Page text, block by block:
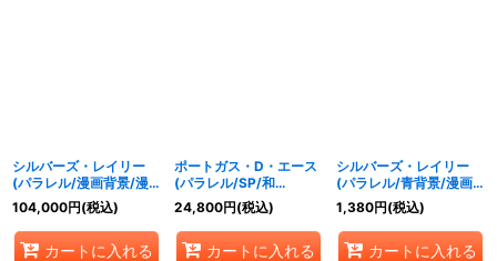
シルバーズ・レイリー
(パラレル/漫画背景/漫
画絵)【SEC/SP】
{OP08-118}
104,000円(税込)
カートに入れる
ポートガス・D・エース
(パラレル/SP/和
柄/illust:Tacchan)
【SP】{OP02-
013[OP08]}
24,800円(税込)
カートに入れる
シルバーズ・レイリー
(パラレル/青背景/漫画
絵)【SEC/P】{OP08-
118}
1,380円(税込)
カートに入れる